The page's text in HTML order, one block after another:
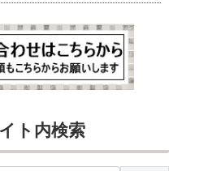
ト内検索